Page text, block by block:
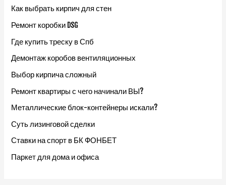
Как выбрать кирпич для стен
Ремонт коробки DSG
Где купить треску в Спб
Демонтаж коробов вентиляционных
Выбор кирпича сложный
Ремонт квартиры с чего начинали ВЫ?
Металлические блок-контейнеры искали?
Суть лизинговой сделки
Ставки на спорт в БК ФОНБЕТ
Паркет для дома и офиса